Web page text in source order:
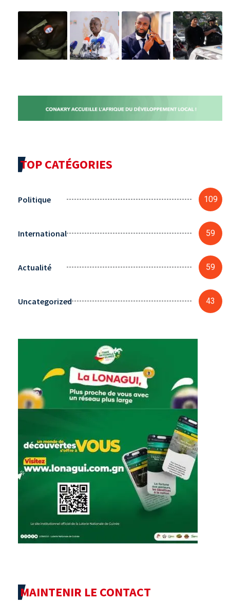
TOP CATÉGORIES
Politique 109
International 59
Actualité 59
Uncategorized 43
MAINTENIR LE CONTACT